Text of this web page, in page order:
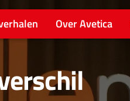
Over Avetica